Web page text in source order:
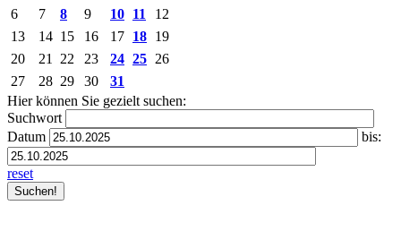
6
7 8 9 10 11
12
13
14 15 16 17 18 19
20
21 22 23 24 25 26
27
28 29 30
31
Hier können Sie gezielt suchen:
Suchwort
Datum
bis:
reset